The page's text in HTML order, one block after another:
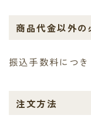
商品代金以外の
振込手数料につ
注文方法